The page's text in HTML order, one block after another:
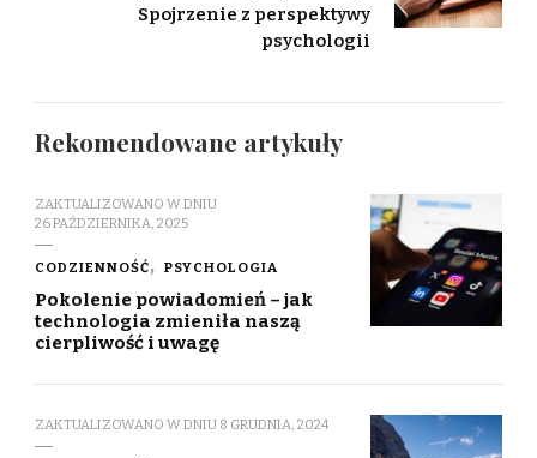
Spojrzenie z perspektywy
psychologii
Rekomendowane artykuły
ZAKTUALIZOWANO W DNIU
26 PAŹDZIERNIKA, 2025
CODZIENNOŚĆ PSYCHOLOGIA
Pokolenie powiadomień – jak
technologia zmieniła naszą
cierpliwość i uwagę
ZAKTUALIZOWANO W DNIU 8 GRUDNIA, 2024